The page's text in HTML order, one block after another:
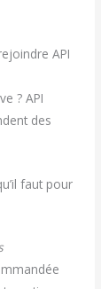
API
? API
des
faut pour